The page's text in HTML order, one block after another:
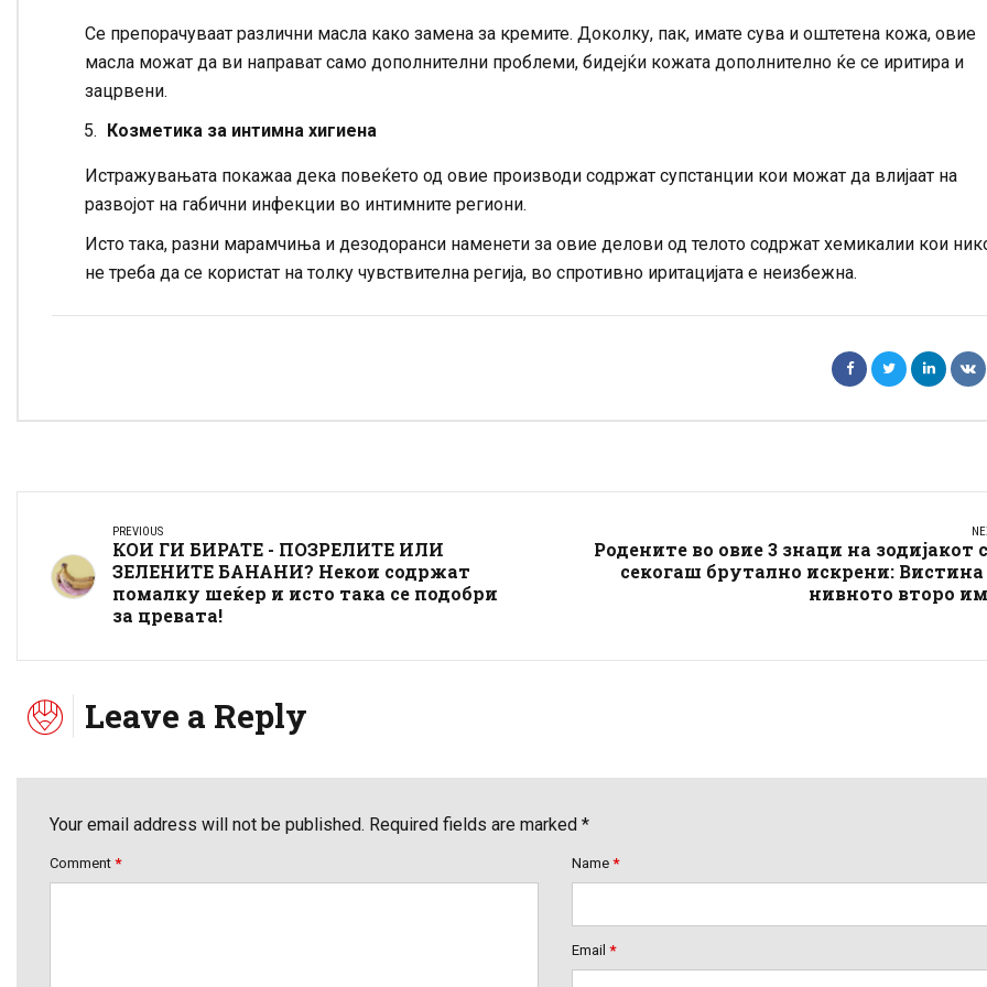
Се препорачуваат различни масла како замена за кремите. Доколку, пак, имате сува и оштетена кожа, овие
масла можат да ви направат само дополнителни проблеми, бидејќи кожата дополнително ќе се иритира и
зацрвени.
Козметика за интимна хигиена
Истражувањата покажаа дека повеќето од овие производи содржат супстанции кои можат да влијаат на
развојот на габични инфекции во интимните региони.
Исто така, разни марамчиња и дезодоранси наменети за овие делови од телото содржат хемикалии кои
не треба да се користат на толку чувствителна регија, во спротивно иритацијата е неизбежна.
PREVIOUS
КОИ ГИ БИРАТЕ - ПОЗРЕЛИТЕ ИЛИ
ЗЕЛЕНИТЕ БАНАНИ? Некои содржат
помалку шеќер и исто така се подобри
за цревата!
Родените во овие 3 знаци на зодијакот
секогаш брутално искрени: Вистина
нивното второ
Leave a Reply
Your email address will not be published. Required fields are marked *
Comment * Name *
Email *